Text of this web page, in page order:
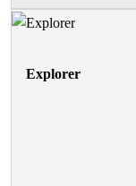
Explorer